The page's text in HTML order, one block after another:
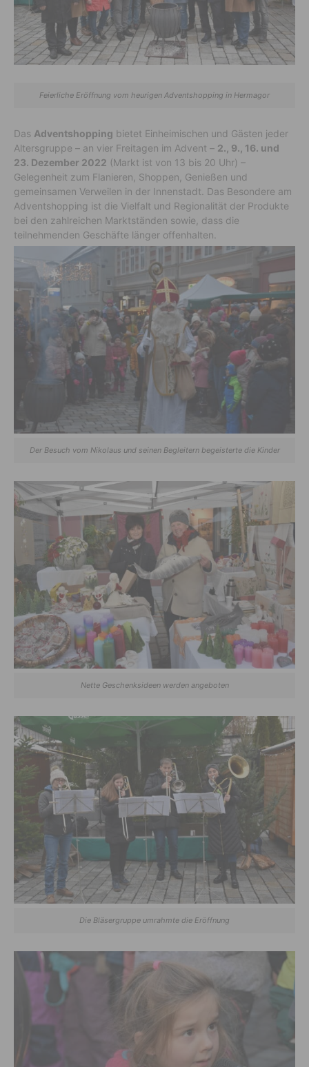
Feierliche Eröffnung vom heurigen Adventshopping in Hermagor
Das Adventshopping bietet Einheimischen und Gästen jeder
Altersgruppe – an vier Freitagen im Advent – 2., 9., 16. und
23. Dezember 2022 (Markt ist von 13 bis 20 Uhr) –
Gelegenheit zum Flanieren, Shoppen, Genießen und
gemeinsamen Verweilen in der Innenstadt. Das Besondere am
Adventshopping ist die Vielfalt und Regionalität der Produkte
bei den zahlreichen Marktständen sowie, dass die
teilnehmenden Geschäfte länger offenhalten.
Der Besuch vom Nikolaus und seinen Begleitern begeisterte die Kinder
Nette Geschenksideen werden angeboten
Die Bläsergruppe umrahmte die Eröffnung